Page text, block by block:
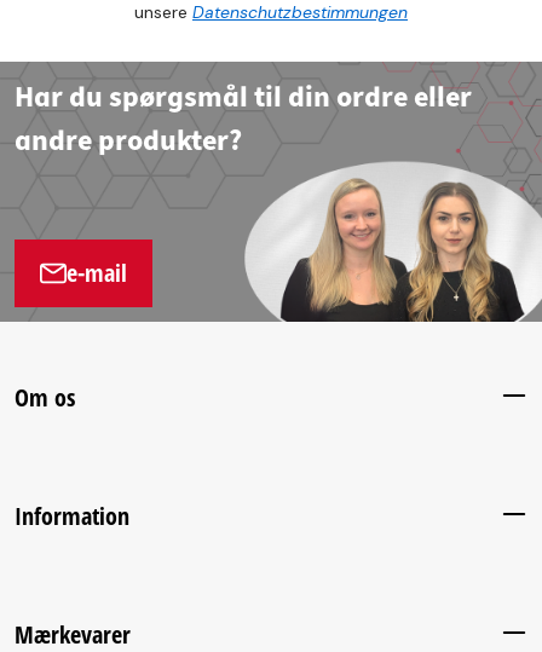
unsere Datenschutzbestimmungen
Har du spørgsmål til din ordre eller
andre produkter?
e-mail
Om os
Information
Mærkevarer